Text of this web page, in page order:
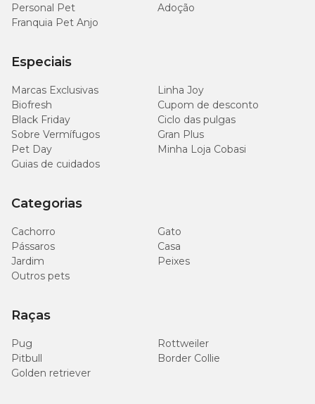
Personal Pet
Adoção
Franquia Pet Anjo
Especiais
Marcas Exclusivas
Linha Joy
Biofresh
Cupom de desconto
Black Friday
Ciclo das pulgas
Sobre Vermífugos
Gran Plus
Pet Day
Minha Loja Cobasi
Guias de cuidados
Categorias
Cachorro
Gato
Pássaros
Casa
Jardim
Peixes
Outros pets
Raças
Pug
Rottweiler
Pitbull
Border Collie
Golden retriever